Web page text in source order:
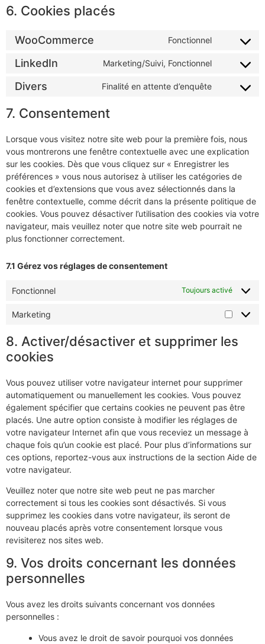
6. Cookies placés
WooCommerce Fonctionnel
LinkedIn Marketing/Suivi, Fonctionnel
Divers Finalité en attente d’enquête
7. Consentement
Lorsque vous visitez notre site web pour la première fois, nous
vous montrerons une fenêtre contextuelle avec une explication
sur les cookies. Dès que vous cliquez sur « Enregistrer les
préférences » vous nous autorisez à utiliser les catégories de
cookies et d’extensions que vous avez sélectionnés dans la
fenêtre contextuelle, comme décrit dans la présente politique de
cookies. Vous pouvez désactiver l’utilisation des cookies via votre
navigateur, mais veuillez noter que notre site web pourrait ne
plus fonctionner correctement.
7.1 Gérez vos réglages de consentement
Fonctionnel Toujours activé
Marketing
8. Activer/désactiver et supprimer les
cookies
Vous pouvez utiliser votre navigateur internet pour supprimer
automatiquement ou manuellement les cookies. Vous pouvez
également spécifier que certains cookies ne peuvent pas être
placés. Une autre option consiste à modifier les réglages de
votre navigateur Internet afin que vous receviez un message à
chaque fois qu’un cookie est placé. Pour plus d’informations sur
ces options, reportez-vous aux instructions de la section Aide de
votre navigateur.
Veuillez noter que notre site web peut ne pas marcher
correctement si tous les cookies sont désactivés. Si vous
supprimez les cookies dans votre navigateur, ils seront de
nouveau placés après votre consentement lorsque vous
revisiterez nos sites web.
9. Vos droits concernant les données
personnelles
Vous avez les droits suivants concernant vos données
personnelles :
Vous avez le droit de savoir pourquoi vos données